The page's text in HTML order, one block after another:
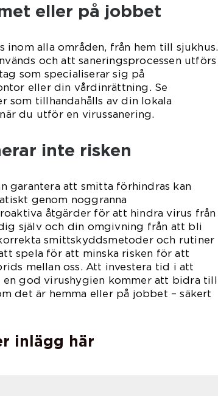
eller på jobbet
inom alla områden, från hem till sjukhus.
och att saneringsprocessen utförs
som specialiserar sig på
eller din vårdinrättning. Se
tillhandahålls av din lokala
du utför en virussanering.
inte risken
garantera att smitta förhindras kan
genom noggranna
åtgärder för att hindra virus från
själv och din omgivning från att bli
smittskyddsmetoder och rutiner
spela för att minska risken för att
mellan oss. Att investera tid i att
god virushygien kommer att bidra till
det är hemma eller på jobbet – säkert
inlägg här